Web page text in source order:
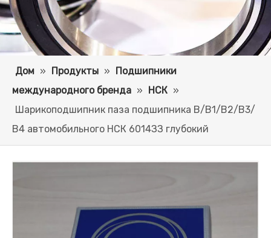
Дом » Продукты » Подшипники
международного бренда » НСК »
Шарикоподшипник паза подшипника В/В1/В2/В3/
В4 автомобильного НСК 6014ЗЗ глубокий